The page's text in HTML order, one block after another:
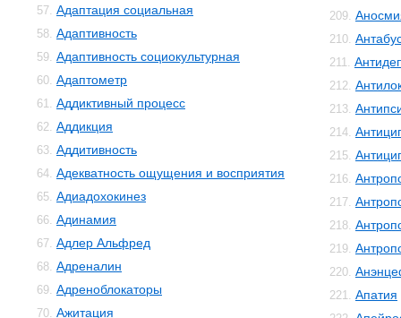
57. Адаптация социальная
58. Адаптивность
59. Адаптивность социокультурная
60. Адаптометр
61. Аддиктивный процесс
62. Аддикция
63. Аддитивность
64. Адекватность ощущения и восприятия
65. Адиадохокинез
66. Адинамия
67. Адлер Альфред
68. Адреналин
69. Адреноблокаторы
70. Ажитация
209.
210.
211.
212.
213.
214.
215.
216.
217.
218.
219.
220.
221. Апатия